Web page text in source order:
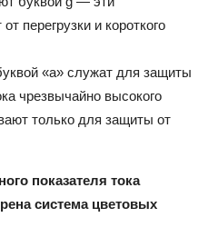
перегрузки и короткого
«a» служат для защиты
чрезвычайно высокого
только для защиты от
показателя тока
система цветовых